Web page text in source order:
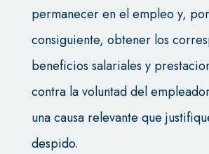
permanecer en el empleo y, por
consiguiente, obtener los
beneficios salariales y
contra la voluntad del
una causa relevante que
despido.